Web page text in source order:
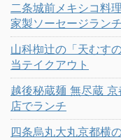
二条城前メキシコ料
家製ソーセージランチ
山科椥辻の「天むす
当テイクアウト
越後秘蔵麺 無尽蔵
店でランチ
四条烏丸大丸京都横